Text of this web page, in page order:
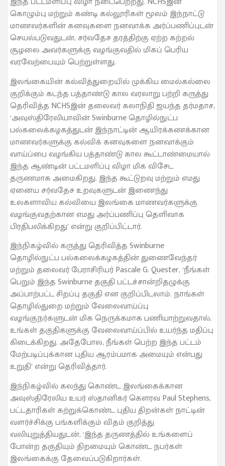
கொழும்பு மற்றும் கண்டி கல்லூரிகள் மூலம் இந்நாட்டு
மாணவர்களின் கனவுகளை நனவாக்க அர்ப்பணிப்புடன்
செயல்படுவதுடன், சர்வதேச தரத்திற்கு ஏற்ற கற்றல்
சூழலை அவர்களுக்கு வழங்குவதில் மிகப் பெரிய
வரவேற்பையும் பெற்றுள்ளது.
இலங்கையின் கல்வித்துறையில் முக்கிய மைல்கல்லை
குறிக்கும் கடந்த பத்தாண்டு கால வரலாறு பற்றி கருத்து
தெரிவித்த NCHSஇன் தலைவர் கலாநிதி ஜயந்த தர்மதாச,
‘அவுஸ்திரேலியாவின் Swinburne தொழில்நுட்ப
பல்கலைக்கழகத்துடன் இந்நாட்டின் ஆயிரக்கணக்கான
மாணவர்களுக்கு கல்விக் கனவுகளை நனவாக்கும்
வாய்ப்பை வழங்கிய பத்தாண்டு கால கூட்டாண்மையால்
இந்த ஆண்டின் பட்டமளிப்பு விழா மிக விசேட
தருணமாக அமைகிறது. இந்த கூட்டுறவு மற்றும் எமது
ஏனைய சர்வதேச உறவுகளுடன் இணைந்து
உலகளாவிய கல்வியை இலங்கை மாணவர்களுக்கு
வழங்குவதற்கான எமது அர்ப்பணிப்பு தெளிவாக
பிரதிபலிக்கிறது’ என்று குறிப்பிட்டார்.
இந்நிகழ்வில் கருத்து தெரிவித்த Swinburne
தொழில்நுட்ப பல்கலைக்கழகத்தின் துணைவேந்தர்
மற்றும் தலைவர் பேராசிரியர் Pascale G. Quester, ‘நீங்கள்
பெறும் இந்த Swinburne தகுதி பட்டச்சான்றிதழுக்கு
அப்பாற்பட்ட சிறப்பு தகுதி என குறிப்பிடலாம். நாங்கள்
தொழில்துறை மற்றும் வேலைவாய்ப்பு
வழங்குநர்களுடன் மிக நெருக்கமாக பணியாற்றுவதால்,
உங்கள் தகுதிகளுக்கு வேலைவாய்ப்பில் உயர்ந்த மதிப்பு
கிடைக்கிறது. அதேபோல, நீங்கள் பெற்ற இந்த பட்டம்
மேற்படிப்புக்கான புதிய ஆரம்பமாக அமையும் என்பது
உறுதி’ என்று தெரிவித்தார்.
இந்நிகழ்வில் கலந்து கொண்ட இலங்கைக்கான
அவுஸ்திரேலிய உயர் ஸ்தானிகர் கௌரவ Paul Stephens,
பட்டதாரிகள் கற்றுக்கொண்ட புதிய திறன்கள் நாட்டின்
வளர்ச்சிக்கு பங்களிக்கும் விதம் குறித்து
வலியுறுத்தியதுடன், ‘இந்த தருணத்தில் உங்களைப்
போன்ற தகுதியும் திறமையும் கொண்ட நபர்கள்
இலங்கைக்கு தேவைப்படுகிறார்கள்.